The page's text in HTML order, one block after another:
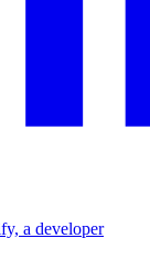
a developer